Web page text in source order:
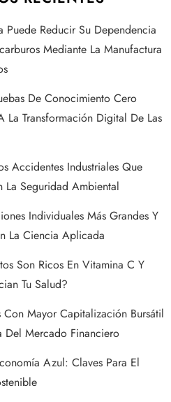
Puede Reducir Su Dependencia
Mediante La Manufactura
De Conocimiento Cero
La Transformación Digital De Las
Accidentes Industriales Que
La Seguridad Ambiental
Individuales Más Grandes Y
La Ciencia Aplicada
Son Ricos En Vitamina C Y
Tu Salud?
Con Mayor Capitalización Bursátil
Del Mercado Financiero
Azul: Claves Para El